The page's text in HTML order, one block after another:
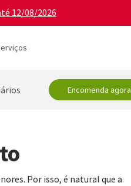
12/08/2026
Encomenda agora
Por isso, é natural que a